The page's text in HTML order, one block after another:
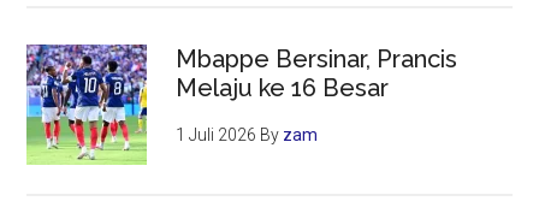
Mbappe Bersinar, Prancis
Melaju ke 16 Besar
1 Juli 2026 By zam